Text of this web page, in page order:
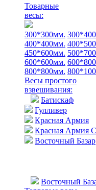
Товарные
весы:
300*300мм.
400*400мм.
450*600мм.
600*600мм.
800*800мм.
Весы простого
взвешивания:
Батискаф
Гулливер
Красная Армия
Красная Армия
Восточный Базар
Восточный